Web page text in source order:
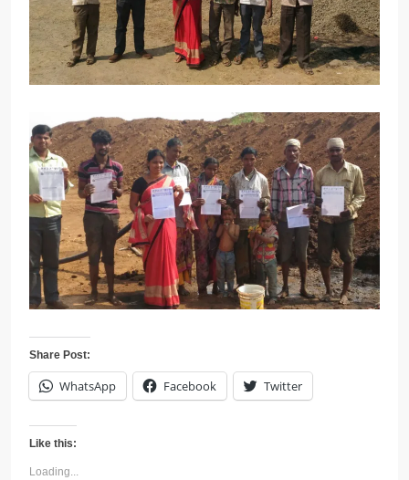
Share Post:
WhatsApp Facebook Twitter
Like this:
Loading...